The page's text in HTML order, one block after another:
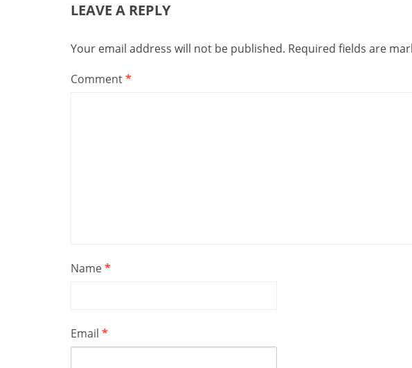
LEAVE A REPLY
Your email address will not be published. Required fields are
Comment*
Name*
Email *